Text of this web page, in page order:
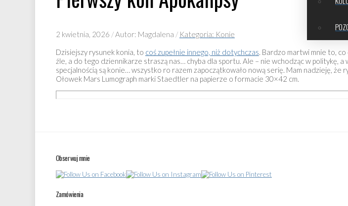
2 kwietnia, 2026 /Autor: Magdalena / Kategoria: Konie
Dzisiejszy rysunek konia, to coś zupełnie innego, niż dotychczas. Bardzo martwi mnie to, co
źle, a do tego dziennikarze straszą nas… chyba dla sportu. Ale – nie wchodząc w politykę,
specjalnością są konie… wszystko ro razem zapoczątkowało nową serię. Mam nadzieję,
Ołowek Mars Lumograph marki Staedtler na papierze o formacie 30×42 cm.
Obserwuj mnie
Zamówienia